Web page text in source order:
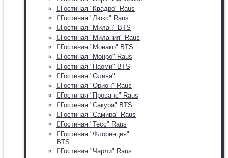
Гостиная "Квадро" Raus
Гостиная "Люкс" Raus
Гостиная "Милан" BTS
Гостиная "Милания" Raus
Гостиная "Монако" BTS
Гостиная "Монро" Raus
Гостиная "Наоми" BTS
Гостиная "Олива"
Гостиная "Орион" Raus
Гостиная "Прованс" Raus
Гостиная "Сакура" BTS
Гостиная "Самира" Raus
Гостиная "Тесс" Raus
Гостиная "Флоренция"
BTS
Гостиная "Чарли" Raus